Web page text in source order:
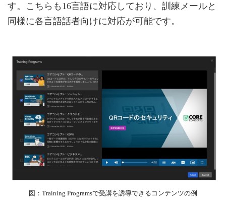
す。こちらも16言語に対応しており、訓練メールと
同様に各言語話者向けに対応が可能です。
図：Training Programsで受講を誘導できるコンテンツの例